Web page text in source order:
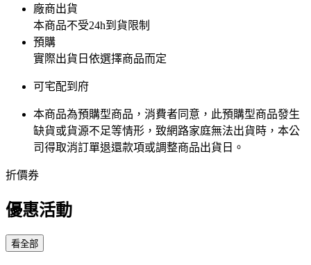
廠商出貨
本商品不受24h到貨限制
預購
實際出貨日依選擇商品而定
可宅配到府
本商品為預購型商品，消費者同意，此預購型商品發生
缺貨或貨源不足等情形，​致網路家庭無法出貨時，本公
司得取消訂單退還款項或調整商品出貨日。
折價券
優惠活動
看全部